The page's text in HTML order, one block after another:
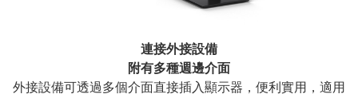
連接外接設備
附有多種週邊介面
外接設備可透過多個介面直接插入顯示器，便利實用，適用